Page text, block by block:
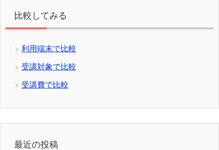
比較してみる
利用端末で比較
受講対象で比較
受講費で比較
最近の投稿